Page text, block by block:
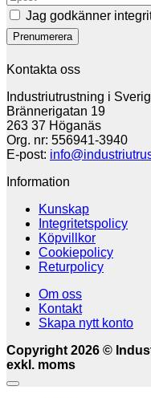
Jag godkänner
Kontakta oss
Industriutrustning i
Brännerigatan 19
263 37 Höganäs
Org. nr: 556941-3940
E-post:
Information
Kunskap
Integritetspolicy
Köpvillkor
Cookiepolicy
Returpolicy
Om oss
Kontakt
Skapa nytt konto
Copyright 2026 ©
exkl. moms